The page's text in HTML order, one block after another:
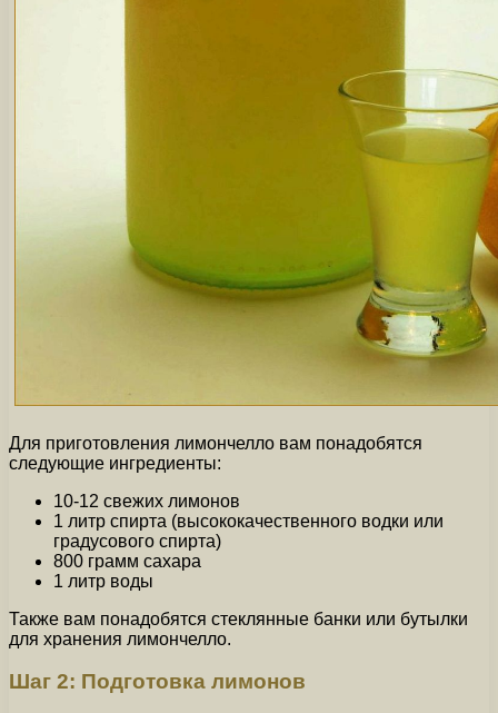
Для приготовления лимончелло вам понадобятся
следующие ингредиенты:
10-12 свежих лимонов
1 литр спирта (высококачественного водки или
градусового спирта)
800 грамм сахара
1 литр воды
Также вам понадобятся стеклянные банки или бутылки
для хранения лимончелло.
Шаг 2: Подготовка лимонов